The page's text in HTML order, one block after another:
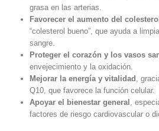
grasa en las arterias.
Favorecer el aumento del
“colesterol bueno”, que ayuda a
sangre.
Proteger el corazón y los vasos
envejecimiento y la oxidación.
Mejorar la energía y vitalidad ,
Q10, que favorece la función celular.
Apoyar el bienestar general ,
factores de riesgo cardiovascular o